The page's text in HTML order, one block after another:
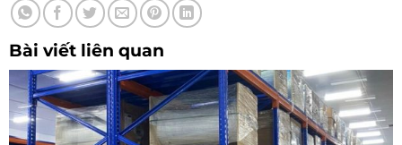
Bài viết liên quan